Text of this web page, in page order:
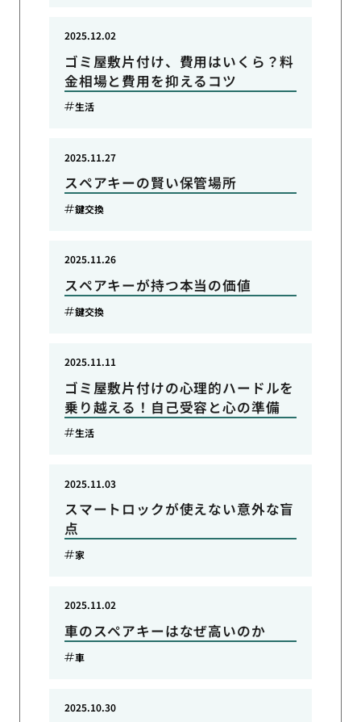
ゴミ屋敷片付け、費用はいくら？料
金相場と費用を抑えるコツ
2025.12.02
生活
スペアキーの賢い保管場所
2025.11.27
鍵交換
スペアキーが持つ本当の価値
2025.11.26
鍵交換
ゴミ屋敷片付けの心理的ハードルを
乗り越える！自己受容と心の準備
2025.11.11
生活
スマートロックが使えない意外な盲
点
2025.11.03
家
車のスペアキーはなぜ高いのか
2025.11.02
車
2025.10.30